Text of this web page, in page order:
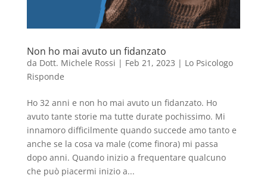
Non ho mai avuto un fidanzato
da Dott. Michele Rossi | Feb 21, 2023 | Lo Psicologo
Risponde
Ho 32 anni e non ho mai avuto un fidanzato. Ho
avuto tante storie ma tutte durate pochissimo. Mi
innamoro difficilmente quando succede amo tanto e
anche se la cosa va male (come finora) mi passa
dopo anni. Quando inizio a frequentare qualcuno
che può piacermi inizio a...